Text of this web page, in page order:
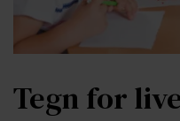
Tegn for